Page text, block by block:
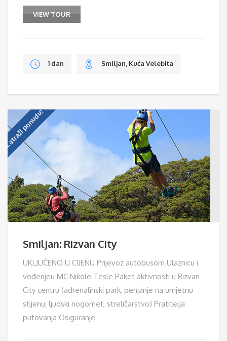
VIEW TOUR
1 dan Smiljan, Kuća Velebita
Zatraži ponudu!
Smiljan: Rizvan City
UKLJUČENO U CIJENU Prijevoz autobusom Ulaznicu i
vođenjeu MC Nikole Tesle Paket aktivnosti u Rizvan
City centru (adrenalinski park, penjanje na umjetnu
stijenu, ljudski nogomet, streličarstvo) Pratitelja
putovanja Osiguranje